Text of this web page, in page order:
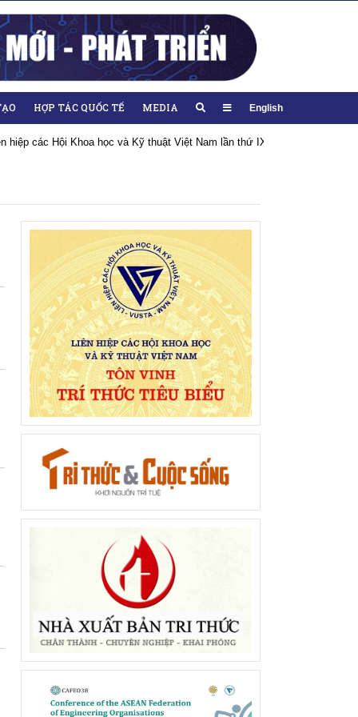
HỢP TÁC QUỐC TẾ MEDIA English
hiệp các Hội Khoa học và Kỹ thuật Việt Nam lần thứ IX, nhiệm kỳ 2026-